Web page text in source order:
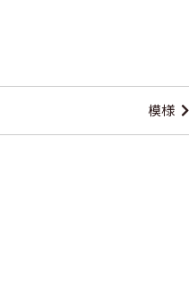
模様